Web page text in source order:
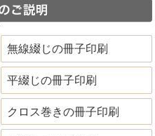
無線綴じの冊子印刷
平綴じの冊子印刷
クロス巻きの冊子印刷